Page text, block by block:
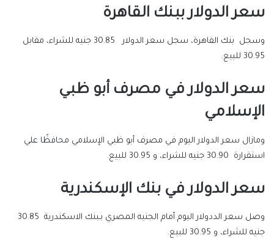
سعر الدولار ببنك القاهرة
وسجل بنك القاهرة، سجل سعر الدولار 30.85 جنيه للشراء، مقابل
30.95 للبيع.
سعر الدولار في مصرف أبو ظبي
الإسلامي
ومازال سعر الدولار اليوم في مصرف أبو ظبي الإسلامي محافظًا علي
استقرارة 30.90 جنيه للشراء، و 30.95 للبيع.
سعر الدولار في بنك الإسكندرية
وصل سعر الددولار اليوم أمام الجنيه المصري بـبنك الاسكندرية 30.85
جنيه للشراء، و 30.95 للبيع.